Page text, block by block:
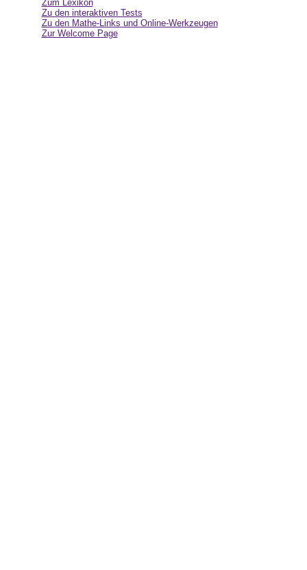
Zum Lexikon
Zu den interaktiven Tests
Zu den Mathe-Links und Online-Werkzeugen
Zur Welcome Page